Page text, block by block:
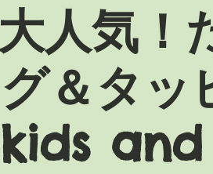
大人気！
グ＆タ
kids